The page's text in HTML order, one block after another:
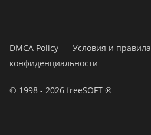
DMCA Policy Условия и правила
конфиденциальности
© 1998 - 2026 freeSOFT ®